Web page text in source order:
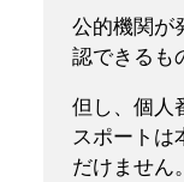
公的機関が
認できるも
但し、個人
スポートは
だけません。